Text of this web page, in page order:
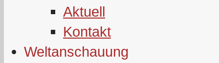
Aktuell
Kontakt
Weltanschauung